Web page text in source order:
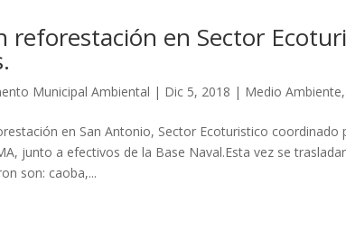
reforestación en Sector
Municipal Ambiental | Dic 5, 2018 | Medio Ambiente,
en San Antonio, Sector Ecoturistico
junto a efectivos de la Base Naval.Esta vez se
son: caoba,...